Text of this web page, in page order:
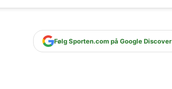
Følg Sporten.com på Google Discover